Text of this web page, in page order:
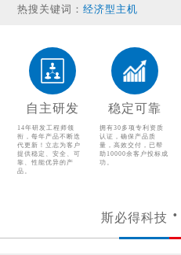
热搜关键词：经济型主机
温湿度传感器
配电监控设备
气体监控设备
其他配件产品
自主研发
14年研发工程师领
衔，每年产品不断迭
代更新！立志为客户
提供稳定、安全、可
靠、性能优异的产
品。
稳定可靠
拥有30多项专利资质
认证，确保产品质
量，高效交付，已帮
助10000余客户投标成
功。
斯必得科技